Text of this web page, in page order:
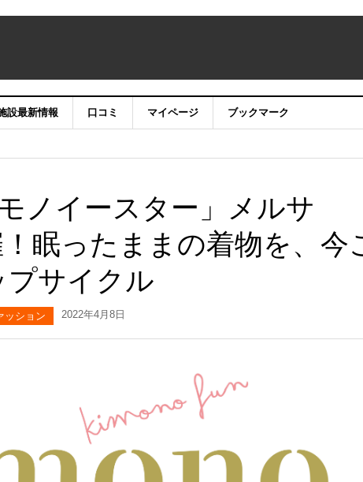
設最新情報 口コミ マイページ ブックマーク
ノイースター」メルサ
眠ったままの着物を、今
プサイクル
ッション 2022年4月8日